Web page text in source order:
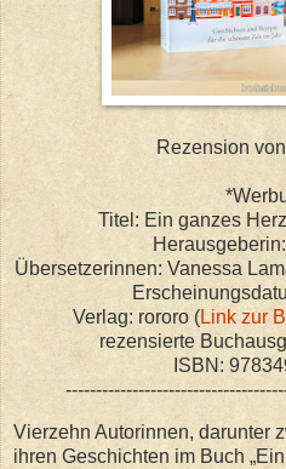
Rezension
Titel: Ein ganzes
Übersetzerinnen: Vanessa
Verlag: rororo (Link zur
rezensierte
ISBN:
Vierzehn Autorinnen, darunter
ihren Geschichten im Buch